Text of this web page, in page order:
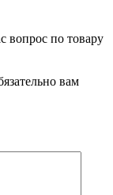
вопрос по товару
вам